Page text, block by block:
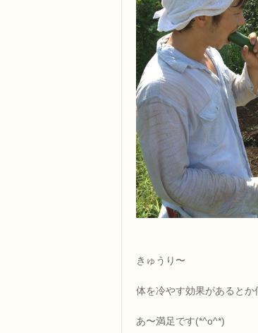
きゅうり〜
体を冷やす効果があるとか
あ〜満足です(*^o^*)